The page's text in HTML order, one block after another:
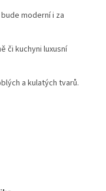
moderní i za
či kuchyni luxusní
a kulatých tvarů.